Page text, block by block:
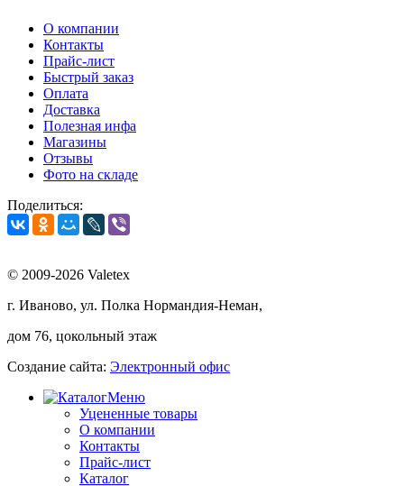
О компании
Контакты
Прайс-лист
Быстрый заказ
Оплата
Доставка
Полезная инфа
Магазины
Отзывы
Фото на складе
Поделиться:
© 2009-2026 Valetex
г. Иваново, ул. Полка Нормандия-Неман,
дом 76, цокольный этаж
Создание сайта: Электронный офис
Меню
Уцененные товары
О компании
Контакты
Прайс-лист
Каталог